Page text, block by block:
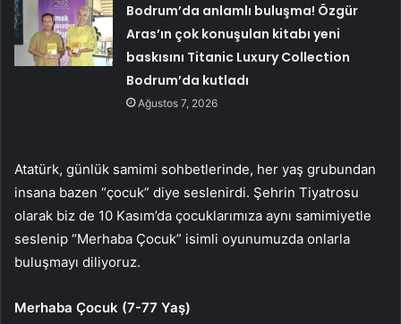
Bodrum’da anlamlı buluşma! Özgür
Aras’ın çok konuşulan kitabı yeni
baskısını Titanic Luxury Collection
Bodrum’da kutladı
Ağustos 7, 2026
Atatürk, günlük samimi sohbetlerinde, her yaş grubundan
insana bazen “çocuk” diye seslenirdi. Şehrin Tiyatrosu
olarak biz de 10 Kasım’da çocuklarımıza aynı samimiyetle
seslenip “Merhaba Çocuk” isimli oyunumuzda onlarla
buluşmayı diliyoruz.
Merhaba Çocuk (7-77 Yaş)